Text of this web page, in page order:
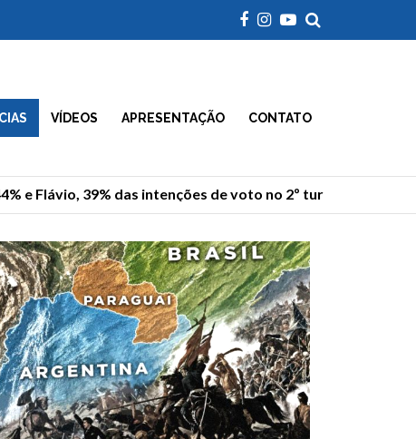
VÍDEOS APRESENTAÇÃO CONTATO
Flávio, 39% das intenções de voto no 2º turno